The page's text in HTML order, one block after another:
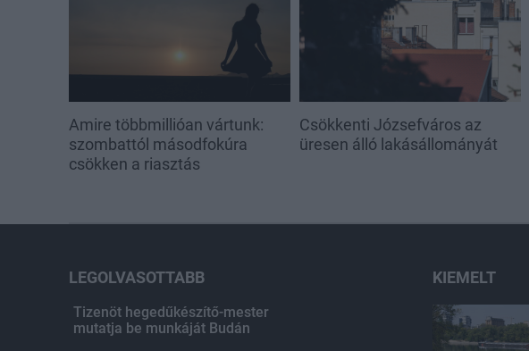
Amire többmillióan vártunk:
szombattól másodfokúra
csökken a riasztás
Csökkenti Józsefváros az
üresen álló lakásállományát
LEGOLVASOTTABB
Tizenöt hegedűkészítő-mester
mutatja be munkáját Budán
KIEMELT